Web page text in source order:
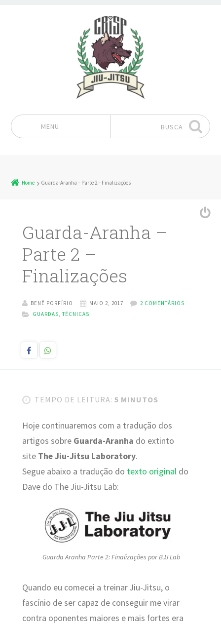
MENU BUSCA
Home Guarda-Aranha – Parte 2 – Finalizações
Guarda-Aranha –
Parte 2 –
Finalizações
BENÊ PORFÍRIO MAIO 2, 2017
2 COMENTÁRIOS
GUARDAS,TÉCNICAS
TEMPO DE LEITURA: 5 MINUTOS
Hoje continuaremos com a tradução dos
artigos sobre Guarda-Aranha do extinto
site The Jiu-Jitsu Laboratory.
Segue abaixo a tradução do texto originaldo
Dave do The Jiu-Jitsu Lab:
Guarda Aranha Parte 2: Finalizações por BJJ Lab
Quando eu comecei a treinar Jiu-Jitsu, o
fascínio de ser capaz de conseguir me virar
contra oponentes maiores e mais fortes era